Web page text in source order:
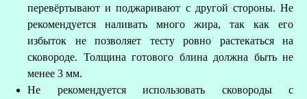
перевёртывают и поджаривают с другой стороны. Не
рекомендуется наливать много жира, так как его
избыток не позволяет тесту ровно растекаться на
сковороде. Толщина готового блина должна быть не
менее 3 мм.
Не рекомендуется использовать сковороды с